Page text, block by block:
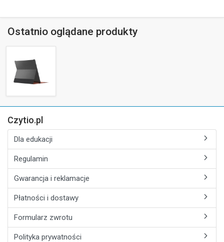
Ostatnio oglądane produkty
Czytio.pl
Dla edukacji
Regulamin
Gwarancja i reklamacje
Płatności i dostawy
Formularz zwrotu
Polityka prywatności